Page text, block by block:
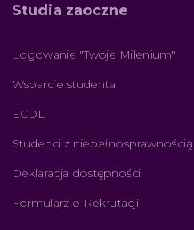
Studia zaoczne
Logowanie "Twoje Milenium"
Wsparcie studenta
ECDL
Studenci z niepełnosprawnością
Deklaracja dostępności
Formularz e-Rekrutacji